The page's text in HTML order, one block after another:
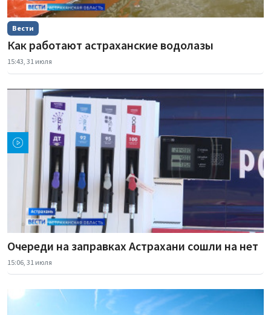
Вести
Как работают астраханские водолазы
15:43, 31 июля
Очереди на заправках Астрахани сошли на нет
15:06, 31 июля